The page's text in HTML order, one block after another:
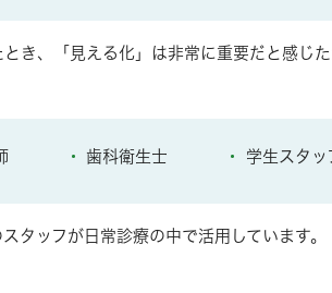
き、「見える化」は非常に重要だと感じた
歯科衛生士 学生スタッ
タッフが日常診療の中で活用しています。